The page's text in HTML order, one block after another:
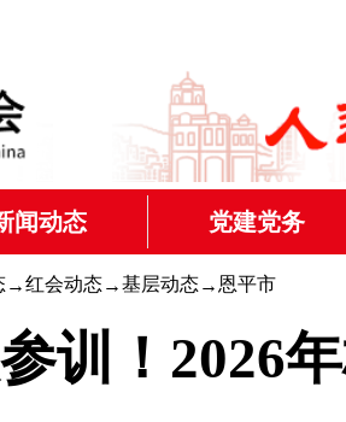
闻动态
红会动态
其他新闻
党建党务
党建动态
主题教育
→红会动态→基层动态→ 恩平市
训！2026